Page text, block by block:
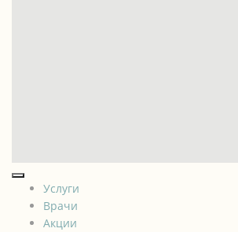
Услуги
Врачи
Акции